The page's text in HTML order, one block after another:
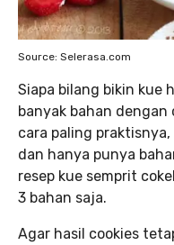
Source: Selerasa.com
Siapa bilang bikin kue
banyak bahan
cara paling
dan hanya punya
resep kue semprit
3 bahan saja.
Agar hasil cookies